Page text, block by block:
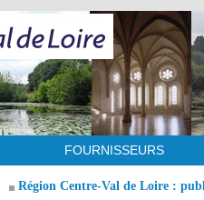
FOURNISSEURS
Région Centre-Val de Loire :